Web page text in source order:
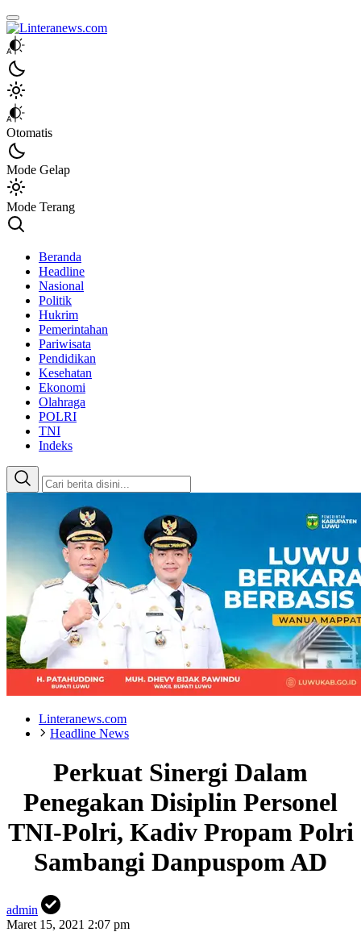
Linteranews.com
Lintas Informasi Tercepat dan Akurat
Otomatis
Mode Gelap
Mode Terang
Beranda
Headline
Nasional
Politik
Hukrim
Pemerintahan
Pariwisata
Pendidikan
Kesehatan
Ekonomi
Olahraga
POLRI
TNI
Indeks
Linteranews.com
Headline News
Perkuat Sinergi Dalam
Penegakan Disiplin Personel
TNI-Polri, Kadiv Propam Polri
Sambangi Danpuspom AD
admin
Maret 15, 2021 2:07 pm